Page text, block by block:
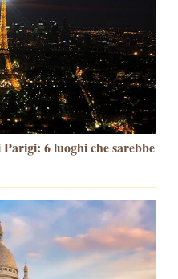
6 luoghi che sarebbe